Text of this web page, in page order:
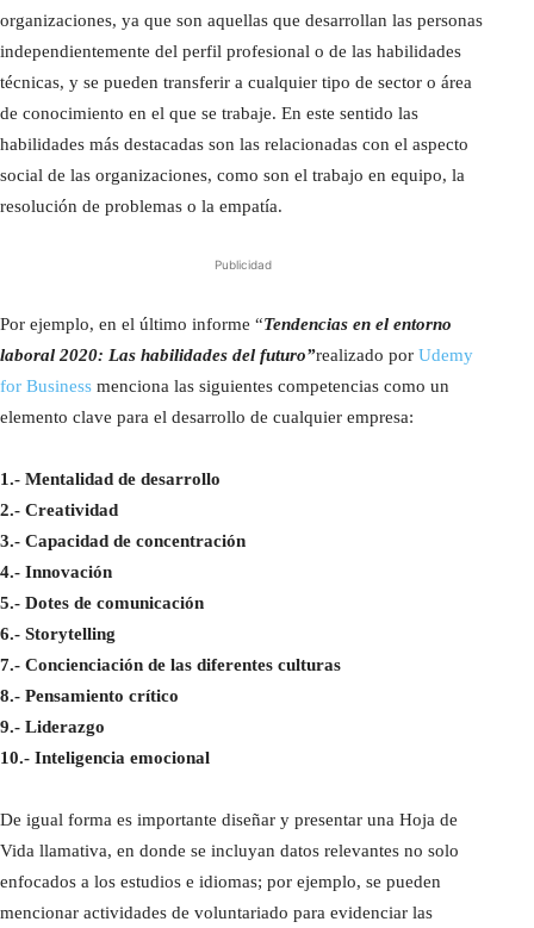
organizaciones, ya que son aquellas que desarrollan las personas
independientemente del perfil profesional o de las habilidades
técnicas, y se pueden transferir a cualquier tipo de sector o área
de conocimiento en el que se trabaje. En este sentido las
habilidades más destacadas son las relacionadas con el aspecto
social de las organizaciones, como son el trabajo en equipo, la
resolución de problemas o la empatía.
Publicidad
Por ejemplo, en el último informe “Tendencias en el entorno
laboral 2020: Las habilidades del futuro”realizado por Udemy
for Business menciona las siguientes competencias como un
elemento clave para el desarrollo de cualquier empresa:
1.- Mentalidad de desarrollo
2.- Creatividad
3.- Capacidad de concentración
4.- Innovación
5.- Dotes de comunicación
6.- Storytelling
7.- Concienciación de las diferentes culturas
8.- Pensamiento crítico
9.- Liderazgo
10.- Inteligencia emocional
De igual forma es importante diseñar y presentar una Hoja de
Vida llamativa, en donde se incluyan datos relevantes no solo
enfocados a los estudios e idiomas; por ejemplo, se pueden
mencionar actividades de voluntariado para evidenciar las